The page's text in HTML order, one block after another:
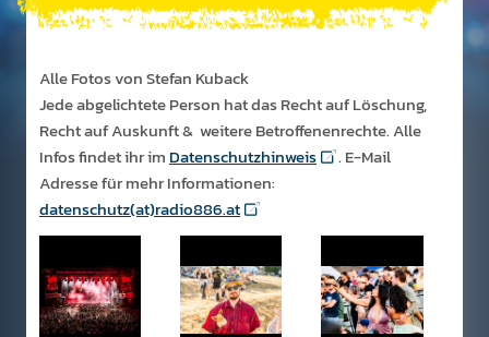
Alle Fotos von Stefan Kuback
Jede abgelichtete Person hat das Recht auf Löschung,
Recht auf Auskunft & weitere Betroffenenrechte. Alle
Infos findet ihr im Datenschutzhinweis
. E-Mail
Adresse für mehr Informationen:
datenschutz(at)radio886.at